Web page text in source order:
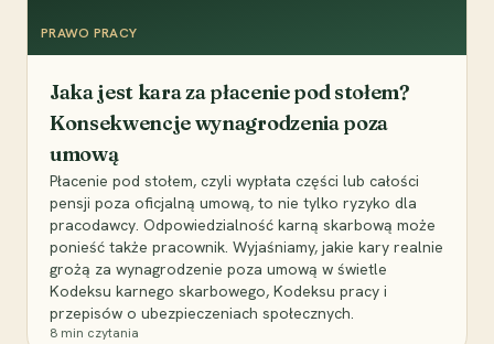
PRAWO PRACY
Jaka jest kara za płacenie pod stołem?
Konsekwencje wynagrodzenia poza
umową
Płacenie pod stołem, czyli wypłata części lub całości
pensji poza oficjalną umową, to nie tylko ryzyko dla
pracodawcy. Odpowiedzialność karną skarbową może
ponieść także pracownik. Wyjaśniamy, jakie kary realnie
grożą za wynagrodzenie poza umową w świetle
Kodeksu karnego skarbowego, Kodeksu pracy i
przepisów o ubezpieczeniach społecznych.
8 min czytania